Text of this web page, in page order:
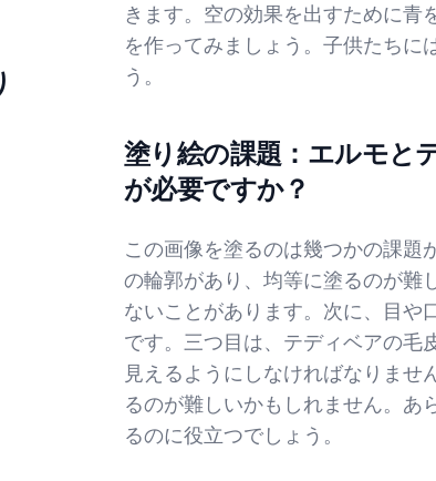
きます。空の効果を出すために青
を作ってみましょう。子供たちに
う。
塗り絵の課題：エルモと
が必要ですか？
この画像を塗るのは幾つかの課題
の輪郭があり、均等に塗るのが難
ないことがあります。次に、目や
です。三つ目は、テディベアの毛
見えるようにしなければなりませ
るのが難しいかもしれません。あ
るのに役立つでしょう。